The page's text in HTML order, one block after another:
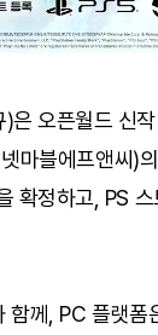
은 오픈월드 신
마블에프앤씨)
확정하고, PS
함께, PC 플랫폼